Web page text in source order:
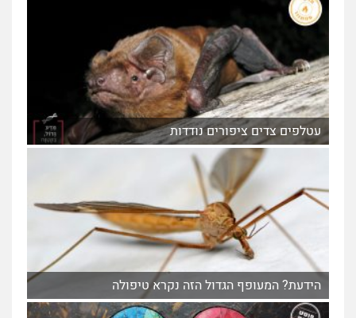
עטלפים צדים ציפורים נודדות
הידעת? המעופף הגדול הזה נקרא טיפולה